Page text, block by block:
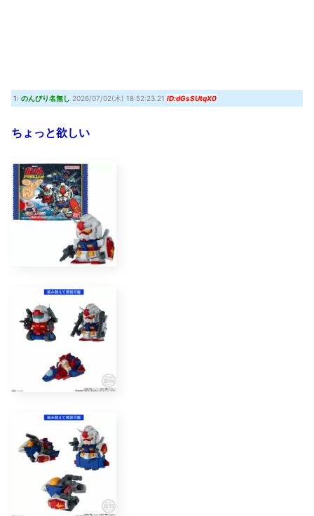
1: のんびり名無し 2026/07/02(木) 18:52:23.21 ID:dGsSUtqX0
ちょっと欲しい